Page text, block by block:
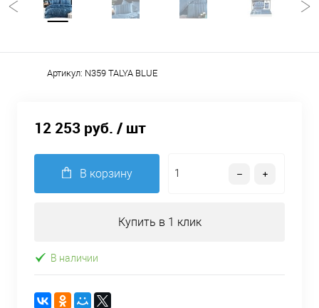
Артикул: N359 TALYA BLUE
12 253 руб. / шт
В корзину
Купить в 1 клик
В наличии